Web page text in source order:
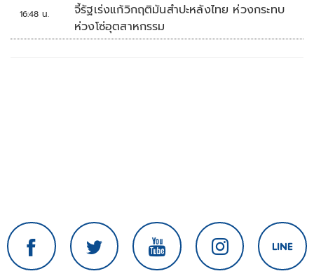
16:48 น.
จี้รัฐเร่งแก้วิกฤติมันสำปะหลังไทย ห่วงกระทบ
ห่วงโซ่อุตสาหกรรม